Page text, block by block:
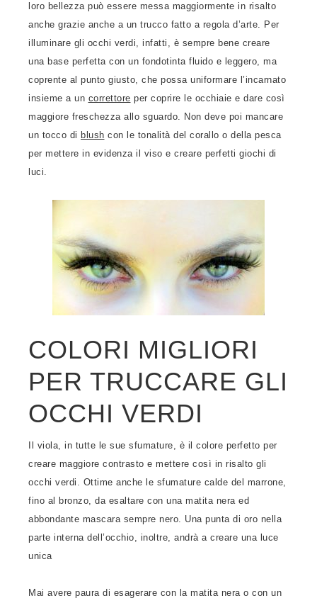
loro bellezza può essere messa maggiormente in risalto
anche grazie anche a un trucco fatto a regola d’arte. Per
illuminare gli occhi verdi, infatti, è sempre bene creare
una base perfetta con un fondotinta fluido e leggero, ma
coprente al punto giusto, che possa uniformare l’incarnato
insieme a un correttore per coprire le occhiaie e dare così
maggiore freschezza allo sguardo. Non deve poi mancare
un tocco di blush con le tonalità del corallo o della pesca
per mettere in evidenza il viso e creare perfetti giochi di
luci.
COLORI MIGLIORI
PER TRUCCARE GLI
OCCHI VERDI
Il viola, in tutte le sue sfumature, è il colore perfetto per
creare maggiore contrasto e mettere così in risalto gli
occhi verdi. Ottime anche le sfumature calde del marrone,
fino al bronzo, da esaltare con una matita nera ed
abbondante mascara sempre nero. Una punta di oro nella
parte interna dell’occhio, inoltre, andrà a creare una luce
unica
Mai avere paura di esagerare con la matita nera o con un